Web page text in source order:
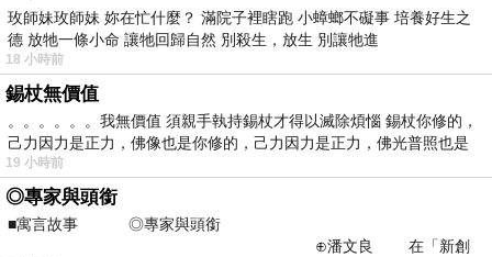
玫師妹玫師妹 妳在忙什麼？ 滿院子裡瞎跑 小蟑螂不礙事 培養好生之
德 放牠一條小命 讓牠回歸自然 別殺生，放生 別讓牠進
18 小時前
錫杖無價值
。。。。。。我無價值 須親手執持錫杖才得以滅除煩惱 錫杖你修的，
己力因力是正力，佛像也是你修的，己力因力是正力，佛光普照也是
19 小時前
◎專家與頭銜
■寓言故事 ◎專家與頭銜
⊕潘文良 在「新創